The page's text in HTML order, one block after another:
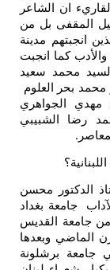
ان الشاعر
المقفى بل من
انجبتهم مدينة
كما انجبت
محمد سعيد
محمد بحر العلوم
مهدي الجواهري
رضا الشبيبي
.
الدكتور محسن
جامعة بغداد
جامعة القديس
الماضي وبعدها
جامعة برشلونة